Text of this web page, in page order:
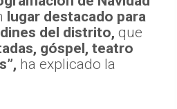
lugar destacado para
del distrito, que
góspel, teatro
ha explicado la